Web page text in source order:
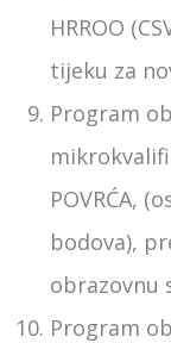
HRROO
tijeku za
Program
POVRĆA,
bodova),
obrazovnu
Program